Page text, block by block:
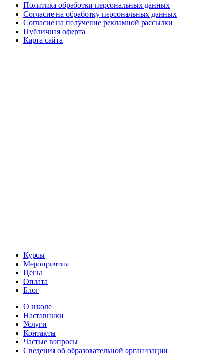
Политика обработки персональных данных
Согласие на обработку персональных данных
Согласие на получение рекламной рассылки
Публичная оферта
Карта сайта
Курсы
Мероприятия
Цены
Оплата
Блог
О школе
Наставники
Услуги
Контакты
Частые вопросы
Сведения об образовательной организации